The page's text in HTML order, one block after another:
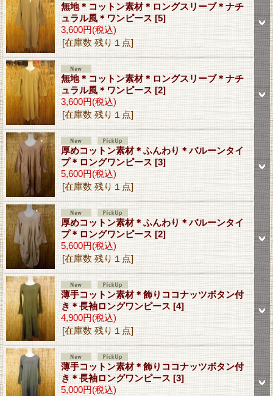
無地＊コットン素材＊ロングスリーブ＊ナチ
ュラル風＊ワンピース [5]
3,600円(税込)
[在庫数 残り１点]
無地＊コットン素材＊ロングスリーブ＊ナチ
ュラル風＊ワンピース [2]
3,600円(税込)
[在庫数 残り１点]
厚めコットン素材＊ふんわり＊バルーンタイ
プ＊ロングワンピース [3]
5,600円(税込)
[在庫数 残り１点]
厚めコットン素材＊ふんわり＊バルーンタイ
プ＊ロングワンピース [2]
5,600円(税込)
[在庫数 残り１点]
薄手コットン素材＊飾りココナッツボタン付
き＊長袖ロングワンピース [4]
4,900円(税込)
[在庫数 残り１点]
薄手コットン素材＊飾りココナッツボタン付
き＊長袖ロングワンピース [3]
5,000円(税込)